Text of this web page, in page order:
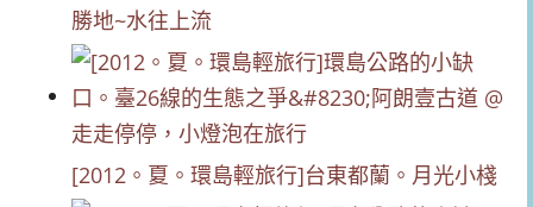
勝地~水往上流
[2012。夏。環島輕旅行]台東都蘭。月光小棧